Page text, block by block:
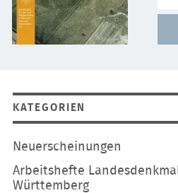
KATEGORIEN
Navigation
Neuerscheinungen
Arbeitshefte
Württemberg